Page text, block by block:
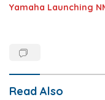
Yamaha Launching
Read Also